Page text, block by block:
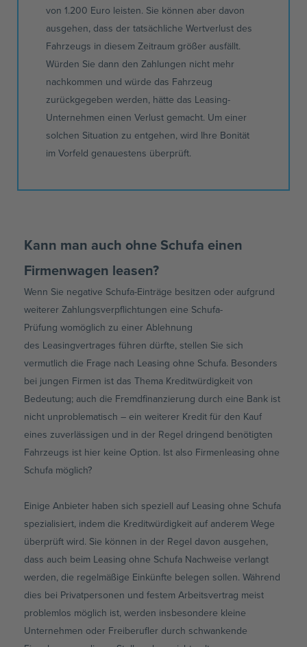
von 1.200 Euro leisten. Sie können aber davon
ausgehen, dass der tatsächliche Wertverlust des
Fahrzeugs in diesem Zeitraum größer ausfällt.
Würden Sie dann den Zahlungen nicht mehr
nachkommen und würde das Fahrzeug
zurückgegeben werden, hätte das Leasing-
Unternehmen einen Verlust gemacht. Um einer
solchen Situation zu entgehen, wird Ihre Bonität
im Vorfeld genauestens überprüft.
Kann man auch ohne Schufa einen
Firmenwagen leasen?
Wenn Sie negative Schufa-Einträge besitzen oder aufgrund
weiterer Zahlungsverpflichtungen eine Schufa-
Prüfung womöglich zu einer Ablehnung
des Leasingvertrages führen dürfte, stellen Sie sich
vermutlich die Frage nach Leasing ohne Schufa. Besonders
bei jungen Firmen ist das Thema Kreditwürdigkeit von
Bedeutung; auch die Fremdfinanzierung durch eine Bank ist
nicht unproblematisch – ein weiterer Kredit für den Kauf
eines zuverlässigen und in der Regel dringend benötigten
Fahrzeugs ist hier keine Option. Ist also Firmenleasing ohne
Schufa möglich?
Einige Anbieter haben sich speziell auf Leasing ohne Schufa
spezialisiert, indem die Kreditwürdigkeit auf anderem Wege
überprüft wird. Sie können in der Regel davon ausgehen,
dass auch beim Leasing ohne Schufa Nachweise verlangt
werden, die regelmäßige Einkünfte belegen sollen. Während
dies bei Privatpersonen und festem Arbeitsvertrag meist
problemlos möglich ist, werden insbesondere kleine
Unternehmen oder Freiberufler durch schwankende